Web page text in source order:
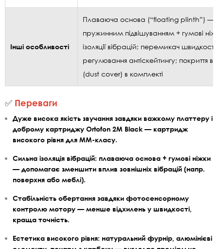
Інші особливості
Плаваюча основа (“floating plinth”) —
пружинним підвішуванням + гумові
ізоляції вібрацій; перемикач швидкості;
регулювання антіскейтингу; покриття
(dust cover) в комплекті
✅ Переваги
Дуже висока якість звучання завдяки важкому платтеру і
доброму картриджу Ortofon 2M Black — картридж
високого рівня для MM-класу.
Сильна ізоляція вібрацій: плаваюча основа + гумові ніжки
— допомагає зменшити вплив зовнішніх вібрацій (напр.
поверхня або меблі).
Стабільність обертання завдяки фотосенсорному
контролю мотору — менше відхилень у швидкості,
краща точність.
Естетика високого рівня: натуральний фурнір, алюмінієві